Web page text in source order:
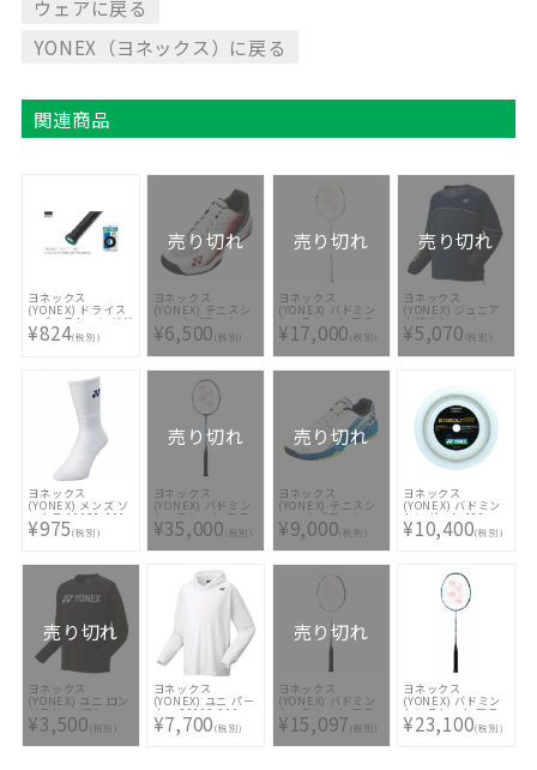
ウェアに戻る
YONEX（ヨネックス）に戻る
関連商品
ヨネックス
(YONEX) ドライス
ーパーストロンググ
リップ(3本入)
¥824(税別)
売り切れ
ヨネックス
(YONEX) テニスシ
ューズ パワークッ
ション チーム ワイ
ド GC SHTTWGC-
114
¥6,500(税別)
売り切れ
ヨネックス
(YONEX) バドミン
トンラケット アス
トロクス33 AX33-
626
¥17,000(税別)
売り切れ
ヨネックス
(YONEX) ジュニア
中綿Vブレーカー
90068J-277
¥5,070(税別)
ヨネックス
(YONEX) メンズ ソ
ックス 19120-011
¥975(税別)
売り切れ
ヨネックス
(YONEX) バドミン
トンラケット アス
トロクス100ZZ
AX100ZZ 554
¥35,000(税別)
売り切れ
ヨネックス
(YONEX) テニスシ
ューズ パワークッ
ション エアラスダ
ッシュ3GC
SHTAD3GC-656
¥9,000(税別)
ヨネックス
(YONEX) バドミン
トンガット 100m
エクスボルト68
BGXB68-1
¥10,400(税別)
売り切れ
ヨネックス
(YONEX) ユニ ロン
グスリーブTシャツ
16554-007
¥3,500(税別)
ヨネックス
(YONEX) ユニ パー
カー 30092-011
¥7,700(税別)
売り切れ
ヨネックス
(YONEX) バドミン
トンラケット アス
トロクス99ゲーム
AX99-G-825
¥15,097(税別)
ヨネックス
(YONEX) バドミン
トンラケット アス
トロクス88Sプロ
3AX88S-P-417
¥23,100(税別)